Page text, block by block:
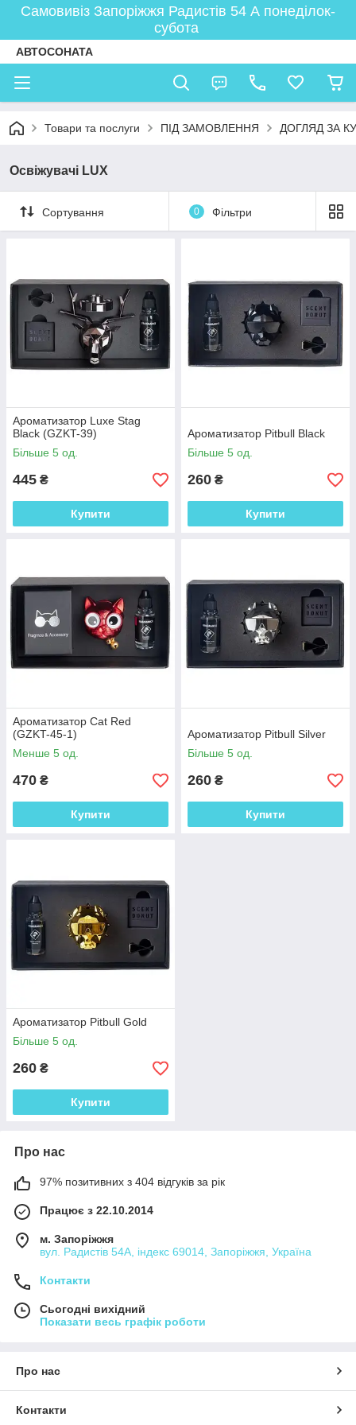
Самовивіз Запоріжжя Радистів 54 А понеділок-
субота
АВТОСОНАТА
Товари та послуги ПІД ЗАМОВЛЕННЯ ДОГЛЯД ЗА
Освіжувачі LUX
Сортування 0 Фільтри
Ароматизатор Luxe Stag
Black (GZKT-39)
Більше 5 од.
445 ₴
Купити
Ароматизатор Pitbull Black
Більше 5 од.
260 ₴
Купити
Ароматизатор Cat Red
(GZKT-45-1)
Менше 5 од.
470 ₴
Купити
Ароматизатор Pitbull Silver
Більше 5 од.
260 ₴
Купити
Ароматизатор Pitbull Gold
Більше 5 од.
260 ₴
Купити
Про нас
97% позитивних з 404 відгуків за рік
Працює з 22.10.2014
м. Запоріжжя
вул. Радистів 54А, індекс 69014, Запоріжжя, Україна
Контакти
Сьогодні вихідний
Показати весь графік роботи
Про нас
Контакти